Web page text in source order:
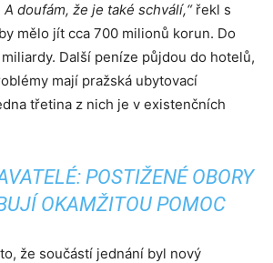
doufám, že je také schválí,“řekl s
mělo jít cca 700 milionů korun. Do
Další peníze půjdou do hotelů,
mají pražská ubytovací
třetina z nich je v existenčních
POSTIŽENÉ OBORY
OKAMŽITOU POMOC
že součástí jednání byl nový